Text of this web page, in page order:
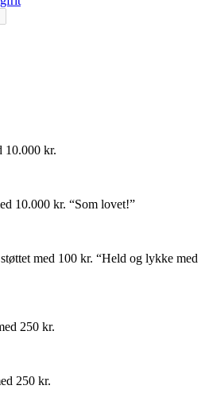
10.000 kr.
10.000 kr. “Som lovet!”
med 100 kr. “Held og lykke med
250 kr.
250 kr.